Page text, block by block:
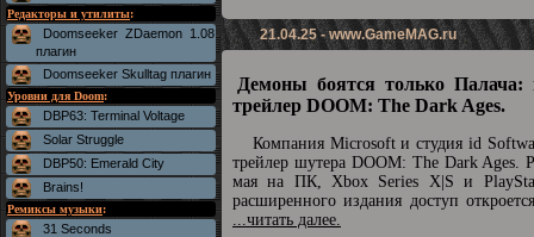
Редакторы и утилиты:
Doomseeker ZDaemon 1.08
плагин
Doomseeker Skulltag плагин
Уровни для Doom:
DBP63: Terminal Voltage
Solar Struggle
DBP50: Emerald City
Brains!
Ремиксы музыки:
31 Seconds
21.04.25 -www.GameMAG.ru
Демоны боятся только Палача:
трейлер DOOM: The Dark Ages.
Компания Microsoft и студия id
трейлер шутера DOOM: The Dark Ages.
мая на ПК, Xbox Series X|S и
расширенного издания доступ
...читать далее.